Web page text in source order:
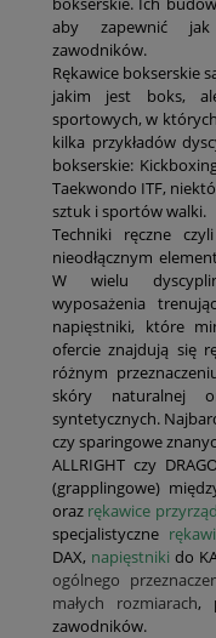
aby zapewnić jak
zawodników.
Rękawice bokserskie
jakim jest boks,
sportowych, w
kilka przykładów
bokserskie:
Taekwondo ITF,
sztuk i sportów walki.
Techniki ręczne
nieodłącznym
W wielu
wyposażenia
napięstniki, które
ofercie znajdują się
różnym
skóry naturalnej
syntetycznych.
czy sparingowe
ALLRIGHT czy
(grapplingowe)
oraz rękawice
specjalistyczne
DAX, napięstniki do
ogólnego
małych rozmiarach,
zawodników.